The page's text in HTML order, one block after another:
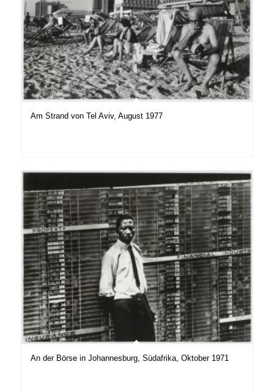
Am Strand von Tel Aviv, August 1977
An der Börse in Johannesburg, Südafrika, Oktober 1971